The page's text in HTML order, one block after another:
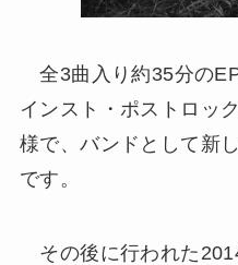
全3曲入り約35分の
インスト・ポストロッ
様で、バンドとして新
です。
その後に行われた